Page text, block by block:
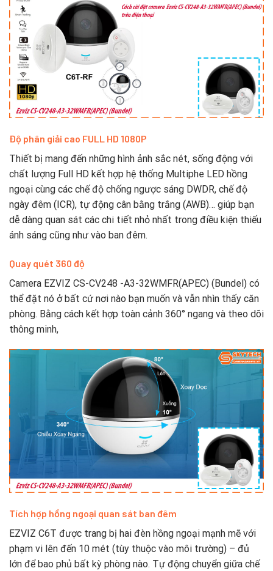
Độ phân giải cao FULL HD 1080P
Thiết bị mang đến những hình ảnh sắc nét, sống động với
chất lượng Full HD kết hợp hệ thống Multiphe LED hồng
ngoại cùng các chế độ chống ngược sáng DWDR, chế độ
ngày đêm (ICR), tự động cân bằng trắng (AWB)… giúp bạn
dễ dàng quan sát các chi tiết nhỏ nhất trong điều kiện thiếu
ánh sáng cũng như vào ban đêm.
Quay quét 360 độ
Camera EZVIZ CS-CV248 -A3-32WMFR(APEC) (Bundel) có
thể đặt nó ở bất cứ nơi nào bạn muốn và vẫn nhìn thấy căn
phòng. Bằng cách kết hợp toàn cảnh 360° ngang và theo dõi
thông minh,
Tích hợp hồng ngoại quan sát ban đêm
EZVIZ C6T được trang bị hai đèn hồng ngoại mạnh mẽ với
phạm vi lên đến 10 mét (tùy thuộc vào môi trường) – đủ
lớn để bao phủ bất kỳ phòng nào. Tự động chuyển giữa chế